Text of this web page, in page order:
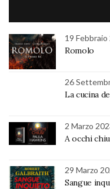
19 Febbraio
Romolo
26
La cucina
2 Marzo
A occhi
29 Marzo
Sangue